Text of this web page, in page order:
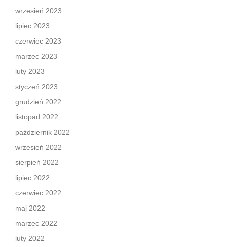
wrzesień 2023
lipiec 2023
czerwiec 2023
marzec 2023
luty 2023
styczeń 2023
grudzień 2022
listopad 2022
październik 2022
wrzesień 2022
sierpień 2022
lipiec 2022
czerwiec 2022
maj 2022
marzec 2022
luty 2022